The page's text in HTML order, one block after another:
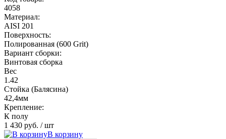
4058
Материал:
AISI 201
Поверхность:
Полированная (600 Grit)
Вариант сборки:
Винтовая сборка
Вес
1.42
Стойка (Балясина)
42,4мм
Крепление:
К полу
1 430 руб. / шт
В корзину